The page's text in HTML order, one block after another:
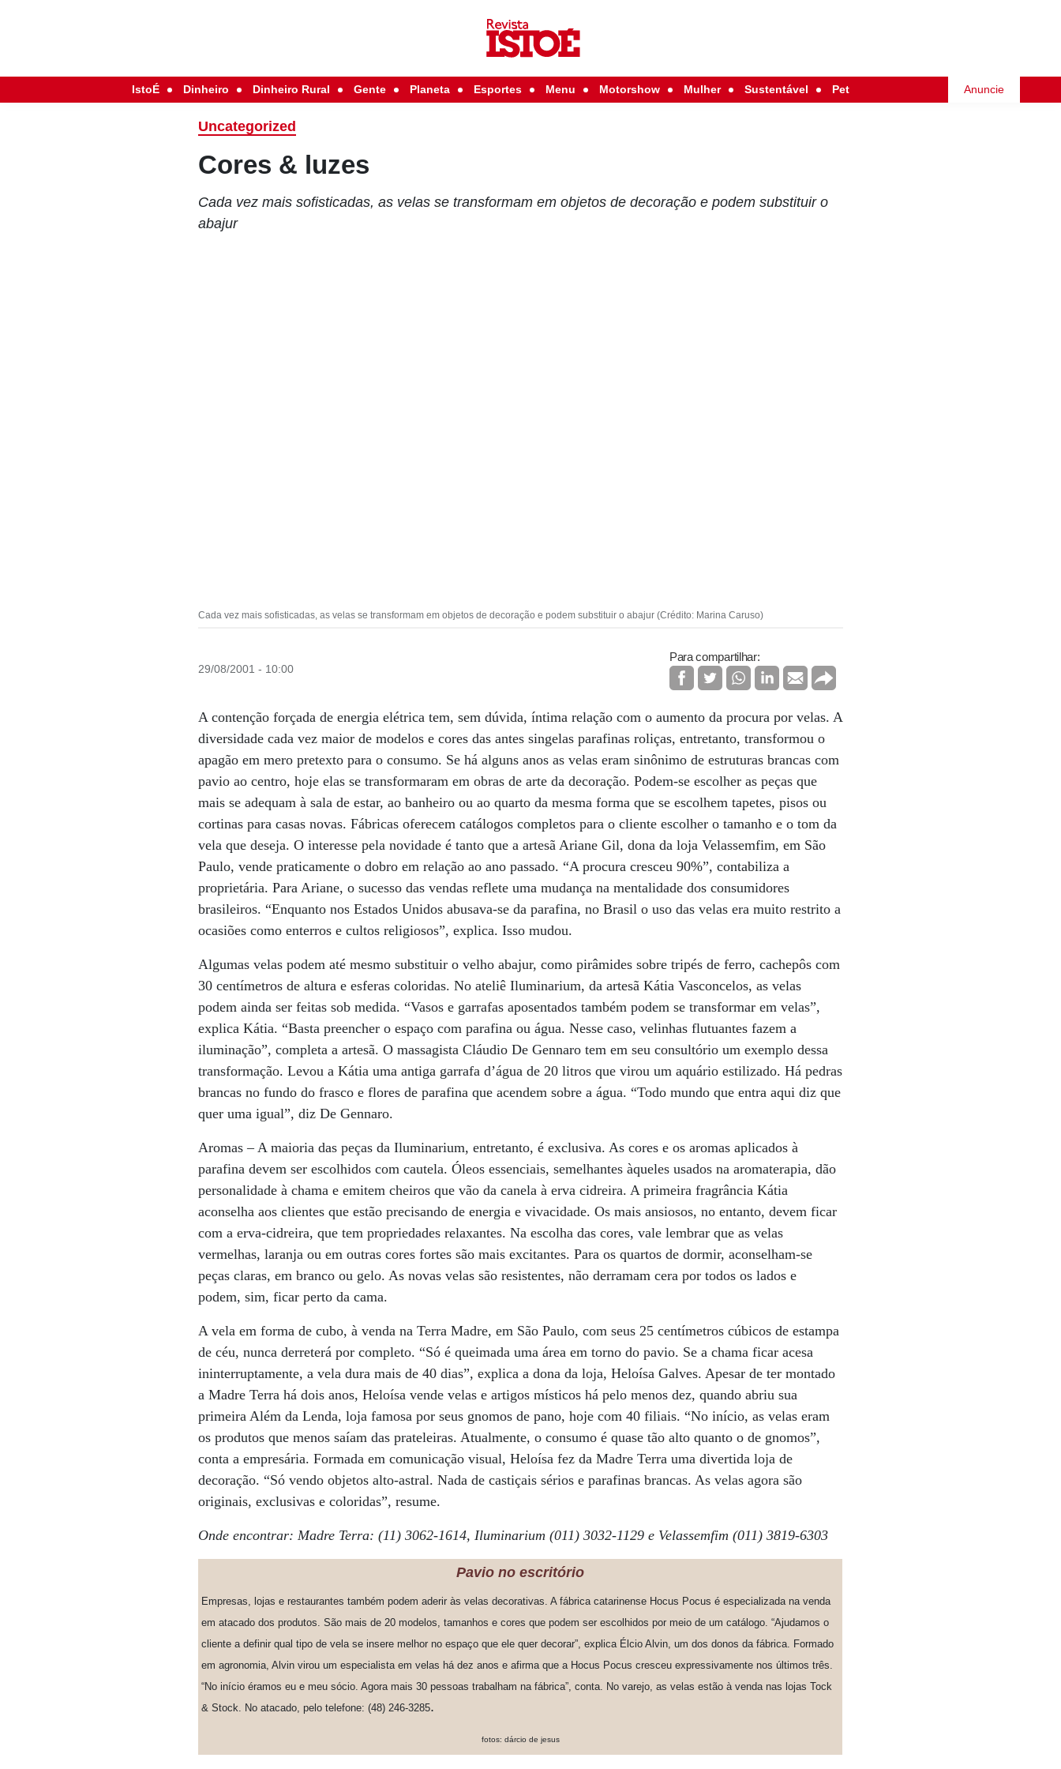
IstoÉ Dinheiro Dinheiro Rural Gente Planeta Esportes Menu Motorshow Mulher Sustentável Pet Anuncie
Uncategorized
Cores & luzes
Cada vez mais sofisticadas, as velas se transformam em objetos de decoração e podem substituir o
abajur
Cada vez mais sofisticadas, as velas se transformam em objetos de decoração e podem substituir o abajur (Crédito: Marina Caruso)
29/08/2001 - 10:00
Para compartilhar:
A contenção forçada de energia elétrica tem, sem dúvida, íntima relação com o aumento da procura por velas. A
diversidade cada vez maior de modelos e cores das antes singelas parafinas roliças, entretanto, transformou o
apagão em mero pretexto para o consumo. Se há alguns anos as velas eram sinônimo de estruturas brancas com
pavio ao centro, hoje elas se transformaram em obras de arte da decoração. Podem-se escolher as peças que
mais se adequam à sala de estar, ao banheiro ou ao quarto da mesma forma que se escolhem tapetes, pisos ou
cortinas para casas novas. Fábricas oferecem catálogos completos para o cliente escolher o tamanho e o tom da
vela que deseja. O interesse pela novidade é tanto que a artesã Ariane Gil, dona da loja Velassemfim, em São
Paulo, vende praticamente o dobro em relação ao ano passado. “A procura cresceu 90%”, contabiliza a
proprietária. Para Ariane, o sucesso das vendas reflete uma mudança na mentalidade dos consumidores
brasileiros. “Enquanto nos Estados Unidos abusava-se da parafina, no Brasil o uso das velas era muito restrito a
ocasiões como enterros e cultos religiosos”, explica. Isso mudou.
Algumas velas podem até mesmo substituir o velho abajur, como pirâmides sobre tripés de ferro, cachepôs com
30 centímetros de altura e esferas coloridas. No ateliê Iluminarium, da artesã Kátia Vasconcelos, as velas
podem ainda ser feitas sob medida. “Vasos e garrafas aposentados também podem se transformar em velas”,
explica Kátia. “Basta preencher o espaço com parafina ou água. Nesse caso, velinhas flutuantes fazem a
iluminação”, completa a artesã. O massagista Cláudio De Gennaro tem em seu consultório um exemplo dessa
transformação. Levou a Kátia uma antiga garrafa d’água de 20 litros que virou um aquário estilizado. Há pedras
brancas no fundo do frasco e flores de parafina que acendem sobre a água. “Todo mundo que entra aqui diz que
quer uma igual”, diz De Gennaro.
Aromas – A maioria das peças da Iluminarium, entretanto, é exclusiva. As cores e os aromas aplicados à
parafina devem ser escolhidos com cautela. Óleos essenciais, semelhantes àqueles usados na aromaterapia, dão
personalidade à chama e emitem cheiros que vão da canela à erva cidreira. A primeira fragrância Kátia
aconselha aos clientes que estão precisando de energia e vivacidade. Os mais ansiosos, no entanto, devem ficar
com a erva-cidreira, que tem propriedades relaxantes. Na escolha das cores, vale lembrar que as velas
vermelhas, laranja ou em outras cores fortes são mais excitantes. Para os quartos de dormir, aconselham-se
peças claras, em branco ou gelo. As novas velas são resistentes, não derramam cera por todos os lados e
podem, sim, ficar perto da cama.
A vela em forma de cubo, à venda na Terra Madre, em São Paulo, com seus 25 centímetros cúbicos de estampa
de céu, nunca derreterá por completo. “Só é queimada uma área em torno do pavio. Se a chama ficar acesa
ininterruptamente, a vela dura mais de 40 dias”, explica a dona da loja, Heloísa Galves. Apesar de ter montado
a Madre Terra há dois anos, Heloísa vende velas e artigos místicos há pelo menos dez, quando abriu sua
primeira Além da Lenda, loja famosa por seus gnomos de pano, hoje com 40 filiais. “No início, as velas eram
os produtos que menos saíam das prateleiras. Atualmente, o consumo é quase tão alto quanto o de gnomos”,
conta a empresária. Formada em comunicação visual, Heloísa fez da Madre Terra uma divertida loja de
decoração. “Só vendo objetos alto-astral. Nada de castiçais sérios e parafinas brancas. As velas agora são
originais, exclusivas e coloridas”, resume.
Onde encontrar: Madre Terra: (11) 3062-1614, Iluminarium (011) 3032-1129 e Velassemfim (011) 3819-6303
Pavio no escritório
Empresas, lojas e restaurantes também podem aderir às velas decorativas. A fábrica catarinense Hocus Pocus é especializada na venda
em atacado dos produtos. São mais de 20 modelos, tamanhos e cores que podem ser escolhidos por meio de um catálogo. “Ajudamos o
cliente a definir qual tipo de vela se insere melhor no espaço que ele quer decorar”, explica Élcio Alvin, um dos donos da fábrica. Formado
em agronomia, Alvin virou um especialista em velas há dez anos e afirma que a Hocus Pocus cresceu expressivamente nos últimos três.
“No início éramos eu e meu sócio. Agora mais 30 pessoas trabalham na fábrica”, conta. No varejo, as velas estão à venda nas lojas Tock
& Stock. No atacado, pelo telefone: (48) 246-3285.
fotos: dárcio de jesus